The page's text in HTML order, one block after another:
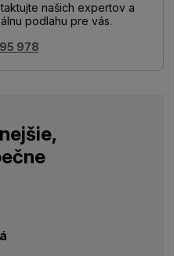
našich expertov a
podlahu pre vás.
978